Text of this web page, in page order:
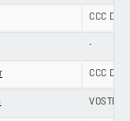
CCC
-
CCC
VOSTER